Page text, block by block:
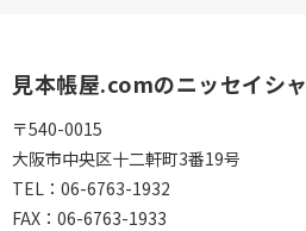
見本帳屋.comのニッセイシャ
〒540-0015
大阪市中央区十二軒町3番19号
TEL： 06-6763-1932
FAX： 06-6763-1933